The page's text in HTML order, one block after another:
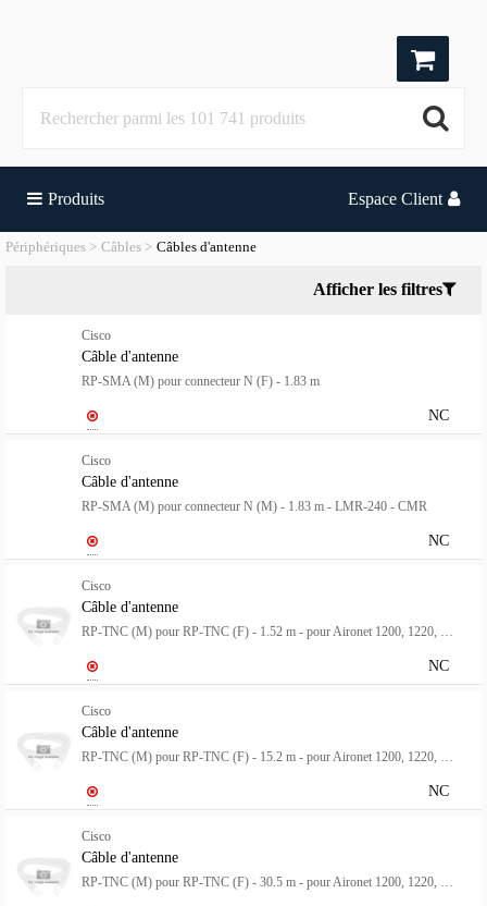
Produits Espace Client
Périphériques Câbles Câbles d'antenne
Afficher les filtres
Cisco
Câble d'antenne
RP-SMA (M) pour connecteur N (F) - 1.83 m
NC
Cisco
Câble d'antenne
RP-SMA (M) pour connecteur N (M) - 1.83 m - LMR-240 - CMR
NC
Cisco
Câble d'antenne
NC
Cisco
Câble d'antenne
NC
Cisco
Câble d'antenne